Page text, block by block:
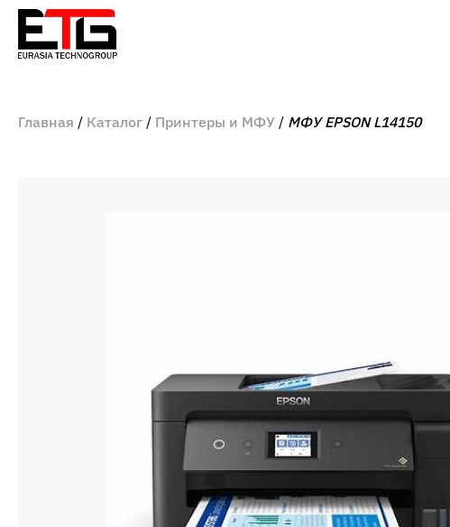
Главная Каталог Принтеры и МФУ МФУ EPSON L14150